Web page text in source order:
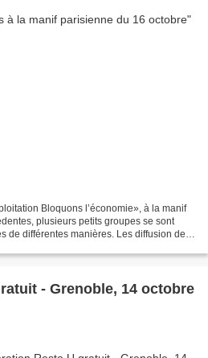
Bloquons l’économie», à la manif
plusieurs petits groupes se sont
de différentes manières. Les diffusion de
- Grenoble, 14 octobre